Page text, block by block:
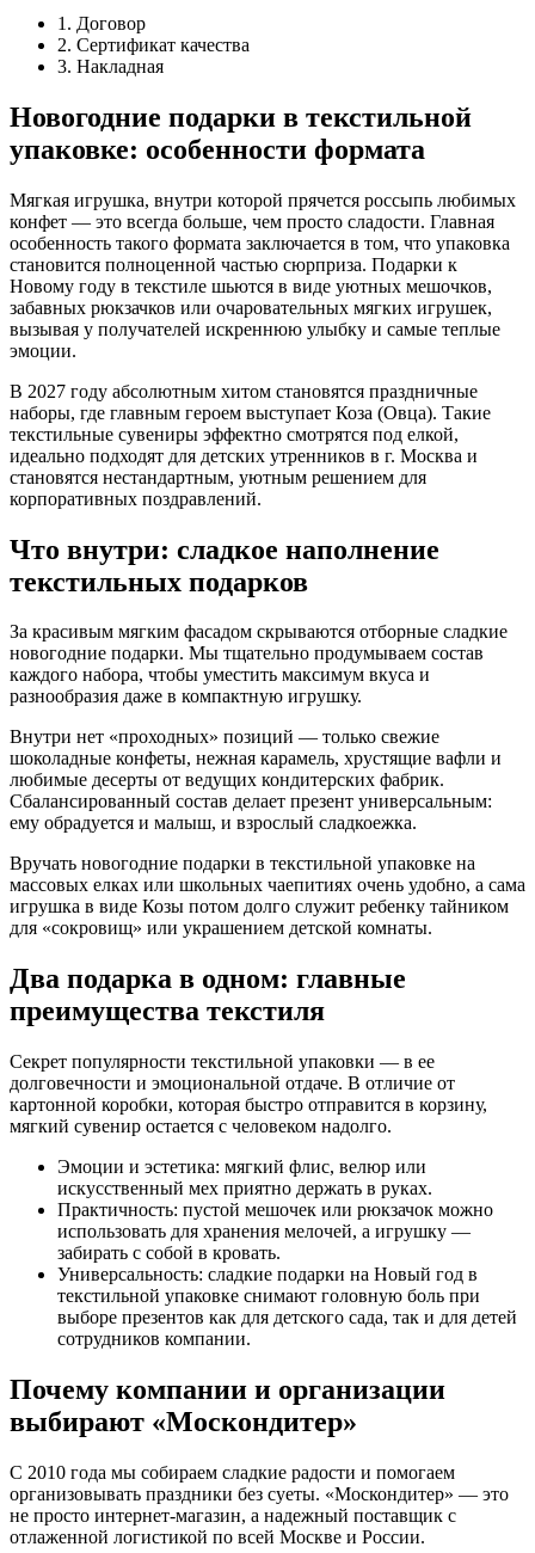
1. Договор
2. Сертификат качества
3. Накладная
Новогодние подарки в текстильной
упаковке: особенности формата
Мягкая игрушка, внутри которой прячется россыпь любимых
конфет — это всегда больше, чем просто сладости. Главная
особенность такого формата заключается в том, что упаковка
становится полноценной частью сюрприза. Подарки к
Новому году в текстиле шьются в виде уютных мешочков,
забавных рюкзачков или очаровательных мягких игрушек,
вызывая у получателей искреннюю улыбку и самые теплые
эмоции.
В 2027 году абсолютным хитом становятся праздничные
наборы, где главным героем выступает Коза (Овца). Такие
текстильные сувениры эффектно смотрятся под елкой,
идеально подходят для детских утренников в г. Москва и
становятся нестандартным, уютным решением для
корпоративных поздравлений.
Что внутри: сладкое наполнение
текстильных подарков
За красивым мягким фасадом скрываются отборные сладкие
новогодние подарки. Мы тщательно продумываем состав
каждого набора, чтобы уместить максимум вкуса и
разнообразия даже в компактную игрушку.
Внутри нет «проходных» позиций — только свежие
шоколадные конфеты, нежная карамель, хрустящие вафли и
любимые десерты от ведущих кондитерских фабрик.
Сбалансированный состав делает презент универсальным:
ему обрадуется и малыш, и взрослый сладкоежка.
Вручать новогодние подарки в текстильной упаковке на
массовых елках или школьных чаепитиях очень удобно, а сама
игрушка в виде Козы потом долго служит ребенку тайником
для «сокровищ» или украшением детской комнаты.
Два подарка в одном: главные
преимущества текстиля
Секрет популярности текстильной упаковки — в ее
долговечности и эмоциональной отдаче. В отличие от
картонной коробки, которая быстро отправится в корзину,
мягкий сувенир остается с человеком надолго.
Эмоции и эстетика: мягкий флис, велюр или
искусственный мех приятно держать в руках.
Практичность: пустой мешочек или рюкзачок можно
использовать для хранения мелочей, а игрушку —
забирать с собой в кровать.
Универсальность: сладкие подарки на Новый год в
текстильной упаковке снимают головную боль при
выборе презентов как для детского сада, так и для детей
сотрудников компании.
Почему компании и организации
выбирают «Москондитер»
С 2010 года мы собираем сладкие радости и помогаем
организовывать праздники без суеты. «Москондитер» — это
не просто интернет-магазин, а надежный поставщик с
отлаженной логистикой по всей Москве и России.